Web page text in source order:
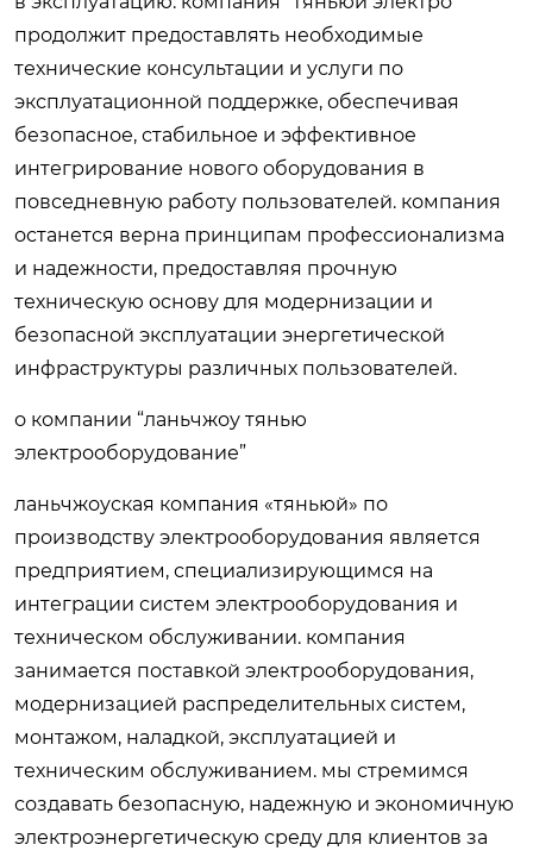
продолжит предоставлять необходимые
технические консультации и услуги по
эксплуатационной поддержке, обеспечивая
безопасное, стабильное и эффективное
интегрирование нового оборудования в
повседневную работу пользователей. компания
останется верна принципам профессионализма
и надежности, предоставляя прочную
техническую основу для модернизации и
безопасной эксплуатации энергетической
инфраструктуры различных пользователей.
о компании “ланьчжоу тянью
электрооборудование”
ланьчжоуская компания «тяньюй» по
производству электрооборудования является
предприятием, специализирующимся на
интеграции систем электрооборудования и
техническом обслуживании. компания
занимается поставкой электрооборудования,
модернизацией распределительных систем,
монтажом, наладкой, эксплуатацией и
техническим обслуживанием. мы стремимся
создавать безопасную, надежную и экономичную
электроэнергетическую среду для клиентов за